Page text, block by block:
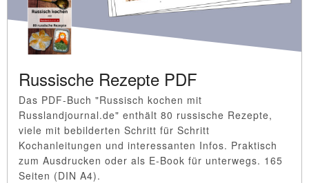
Russische Rezepte PDF
Das PDF-Buch "Russisch kochen mit
Russlandjournal.de" enthält 80 russische Rezepte,
viele mit bebilderten Schritt für Schritt
Kochanleitungen und interessanten Infos. Praktisch
zum Ausdrucken oder als E-Book für unterwegs. 165
Seiten (DIN A4).